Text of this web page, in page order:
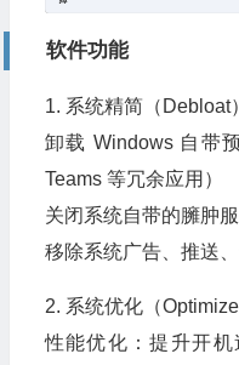
软件功能
1. 系统精简（Debloat）
卸载 Windows 自带
Teams 等冗余应用）
关闭系统自带的臃肿
移除系统广告、推送
2. 系统优化（Optimize
性能优化：提升开